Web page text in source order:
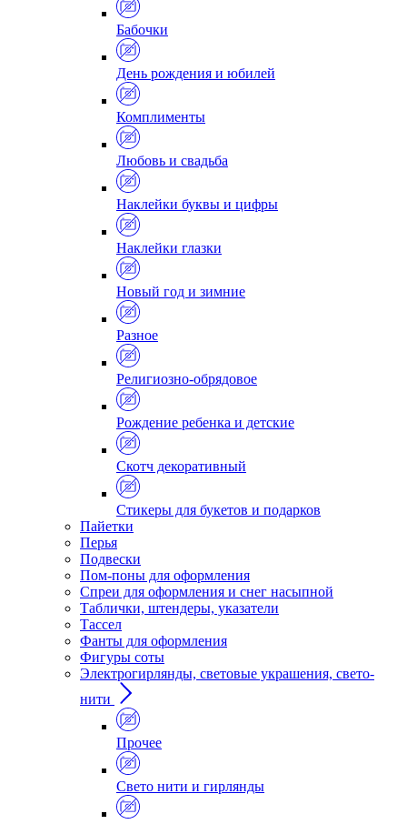
Бабочки
День рождения и юбилей
Комплименты
Любовь и свадьба
Наклейки буквы и цифры
Наклейки глазки
Новый год и зимние
Разное
Религиозно-обрядовое
Рождение ребенка и детские
Скотч декоративный
Стикеры для букетов и подарков
Пайетки
Перья
Подвески
Пом-поны для оформления
Спреи для оформления и снег насыпной
Таблички, штендеры, указатели
Тассел
Фанты для оформления
Фигуры соты
Электрогирлянды, световые украшения, свето-
нити
Прочее
Свето нити и гирлянды